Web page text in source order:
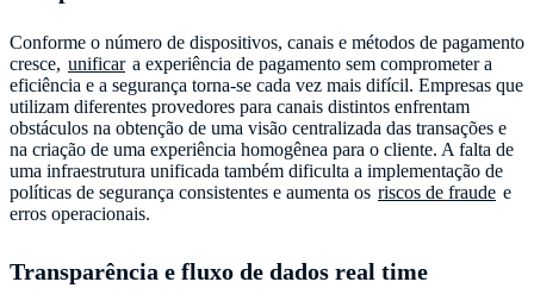
Conforme o número de dispositivos, canais e métodos de pagamento
cresce, unificar a experiência de pagamento sem comprometer a
eficiência e a segurança torna-se cada vez mais difícil. Empresas que
utilizam diferentes provedores para canais distintos enfrentam
obstáculos na obtenção de uma visão centralizada das transações e
na criação de uma experiência homogênea para o cliente. A falta de
uma infraestrutura unificada também dificulta a implementação de
políticas de segurança consistentes e aumenta os riscos de fraude e
erros operacionais.
Transparência e fluxo de dados real time